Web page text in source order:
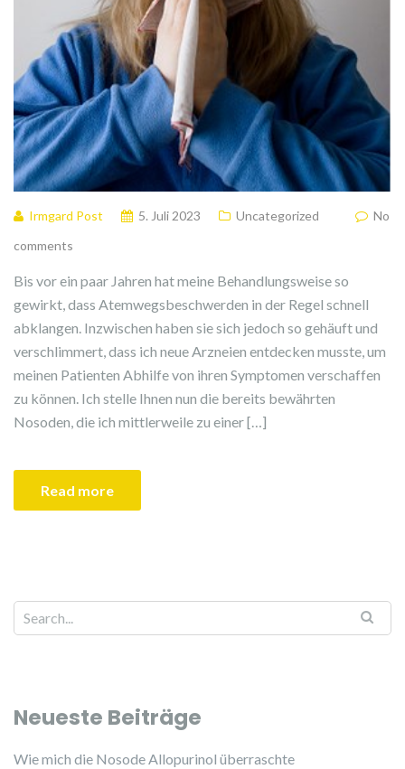
Irmgard Post 5. Juli 2023 Uncategorized
No
comments
Bis vor ein paar Jahren hat meine Behandlungsweise so
gewirkt, dass Atemwegsbeschwerden in der Regel schnell
abklangen. Inzwischen haben sie sich jedoch so gehäuft und
verschlimmert, dass ich neue Arzneien entdecken musste, um
meinen Patienten Abhilfe von ihren Symptomen verschaffen
zu können. Ich stelle Ihnen nun die bereits bewährten
Nosoden, die ich mittlerweile zu einer […]
Read more
Search for:
Neueste Beiträge
Wie mich die Nosode Allopurinol überraschte